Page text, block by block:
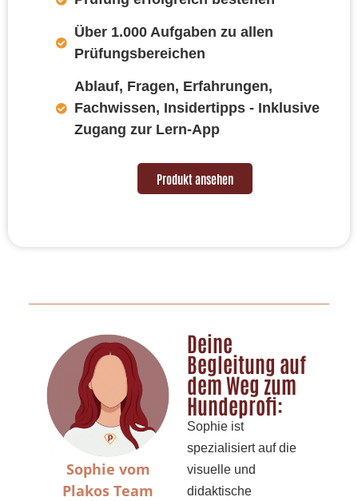
Über 1.000 Aufgaben zu allen
Prüfungsbereichen
Ablauf, Fragen, Erfahrungen,
Fachwissen, Insidertipps - Inklusive
Zugang zur Lern-App
Produkt ansehen
Sophie vom
Plakos Team
Deine
Begleitung auf
dem Weg zum
Hundeprofi:
Sophie ist
spezialisiert auf die
visuelle und
didaktische